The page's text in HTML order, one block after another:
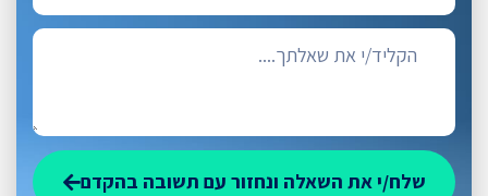
שלח/י את השאלה ונחזור עם תשובה בהקדם